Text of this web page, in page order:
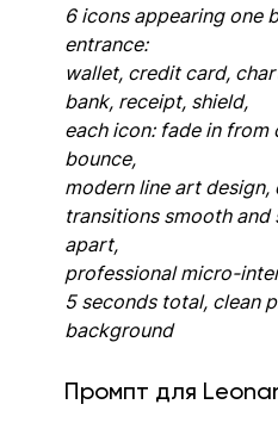
6 icons appearing one
entrance:
wallet, credit card,
bank, receipt, shield,
each icon: fade in from
bounce,
modern line art design,
transitions smooth
apart,
professional micro-
5 seconds total, clean
background
Промпт для